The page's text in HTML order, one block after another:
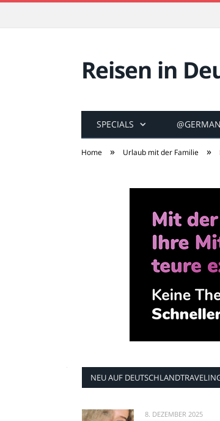
Reisen in
SPECIALS
Home » Urlaub mit der Familie »
NEU AUF
8. DEZEMBER 2025